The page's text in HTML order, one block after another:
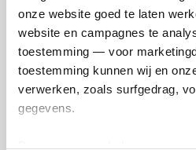
onze website goed te laten
website en campagnes te
toestemming — voor
toestemming kunnen wij en
verwerken, zoals surfgedrag,
gegevens.